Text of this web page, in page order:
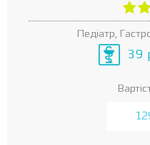
Педіатр,
39